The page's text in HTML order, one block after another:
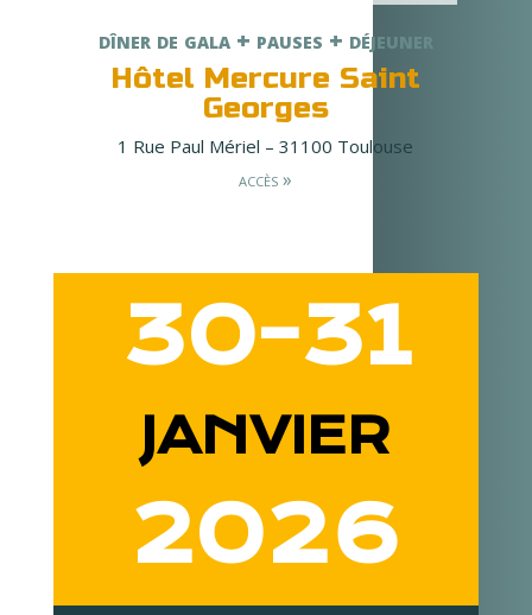
dîner de gala + pauses + déjeuner
Hôtel Mercure Saint
Georges
1 Rue Paul Mériel – 31100 Toulouse
accès »
30-31
JANVIER
2026